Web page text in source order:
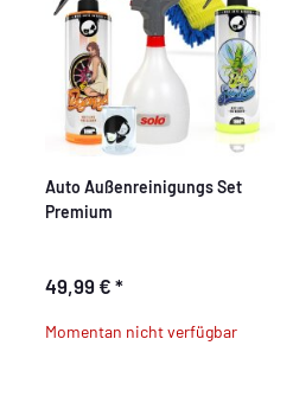
Auto Außenreinigungs Set
Premium
49,99 € *
Momentan nicht verfügbar